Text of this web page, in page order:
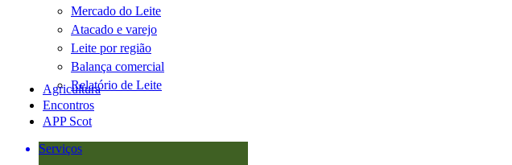
Mercado do Leite
Atacado e varejo
Leite por região
Balança comercial
Relatório de Leite
Agricultura
Encontros
APP Scot
Serviços